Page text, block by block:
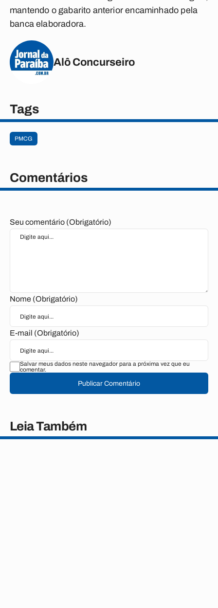
mantendo o gabarito anterior encaminhado pela
banca elaboradora.
Alô Concurseiro
Tags
PMCG
Comentários
Seu comentário (Obrigatório)
Nome (Obrigatório)
E-mail (Obrigatório)
Salvar meus dados neste navegador para a próxima vez que eu
comentar.
Publicar Comentário
Leia Também